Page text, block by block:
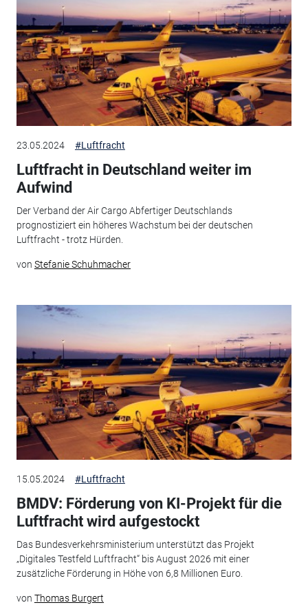
23.05.2024 #Luftfracht
Luftfracht in Deutschland weiter im
Aufwind
Der Verband der Air Cargo Abfertiger Deutschlands
prognostiziert ein höheres Wachstum bei der deutschen
Luftfracht - trotz Hürden.
von Stefanie Schuhmacher
15.05.2024 #Luftfracht
BMDV: Förderung von KI-Projekt für die
Luftfracht wird aufgestockt
Das Bundesverkehrsministerium unterstützt das Projekt
„Digitales Testfeld Luftfracht“ bis August 2026 mit einer
zusätzliche Förderung in Höhe von 6,8 Millionen Euro.
von Thomas Burgert